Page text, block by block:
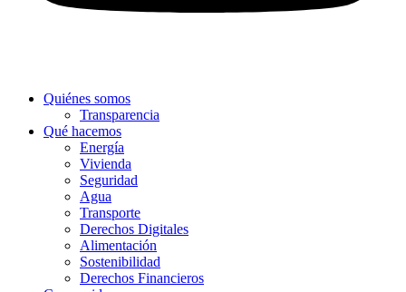
Quiénes somos
Transparencia
Qué hacemos
Energía
Vivienda
Seguridad
Agua
Transporte
Derechos Digitales
Alimentación
Sostenibilidad
Derechos Financieros